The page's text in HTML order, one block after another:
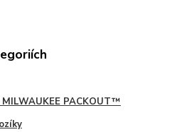
MILWAUKEE PACKOUT™